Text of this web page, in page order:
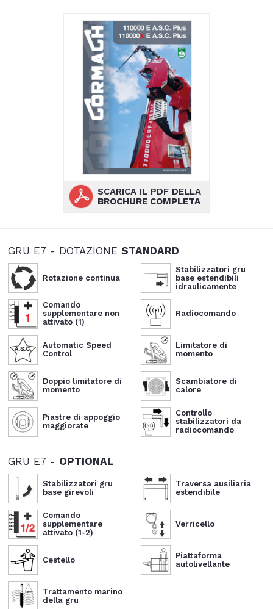
SCARICA IL PDF DELLA
BROCHURE COMPLETA
GRU E7 - DOTAZIONESTANDARD
Rotazione continua
Stabilizzatori gru
base estendibili
idraulicamente
Comando
supplementare non
attivato (1)
Radiocomando
Automatic Speed
Control
Limitatore di
momento
Doppio limitatore di
momento
Scambiatore di
calore
Piastre di appoggio
maggiorate
Controllo
stabilizzatori da
radiocomando
GRU E7 - OPTIONAL
Stabilizzatori gru
base girevoli
Traversa ausiliaria
estendibile
Comando
supplementare
attivato (1-2)
Verricello
Cestello
Piattaforma
autolivellante
Trattamento marino
della gru